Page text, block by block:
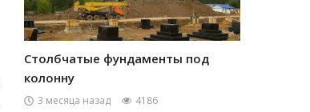
Столбчатые фундаменты под
колонну
3 месяца назад
4186